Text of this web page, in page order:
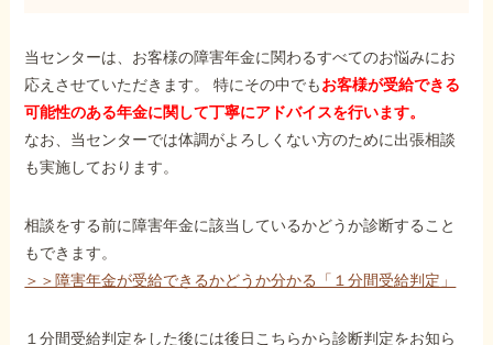
当センターは、お客様の障害年金に関わるすべてのお悩みにお
応えさせていただきます。 特にその中でもお客様が受給できる
可能性のある年金に関して丁寧にアドバイスを行います。
なお、当センターでは体調がよろしくない方のために出張相談
も実施しております。
相談をする前に障害年金に該当しているかどうか診断すること
もできます。
＞＞障害年金が受給できるかどうか分かる「１分間受給判定」
１分間受給判定をした後には後日こちらから診断判定をお知ら